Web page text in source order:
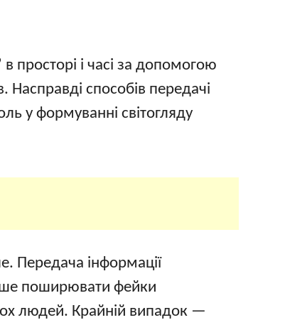
просторі і часі за допомогою
Насправді способів передачі
у формуванні світогляду
Передача інформації
поширювати фейки
людей. Крайній випадок —